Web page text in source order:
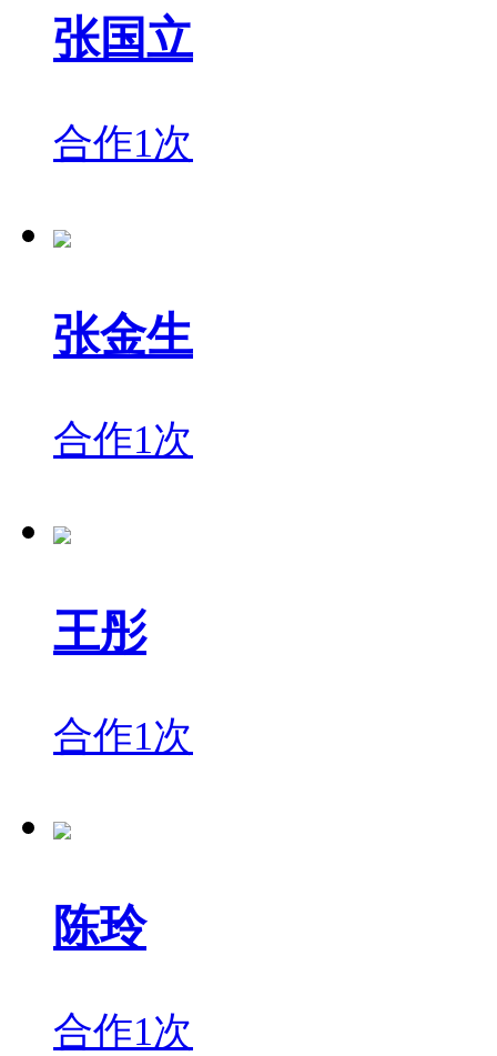
张国立
合作1次
张金生
合作1次
王彤
合作1次
陈玲
合作1次